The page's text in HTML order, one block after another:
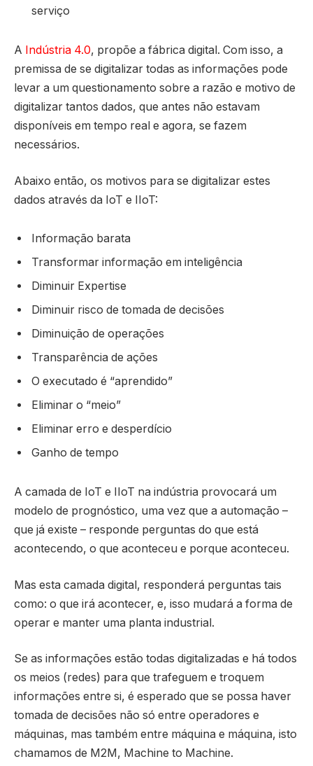
serviço
A Indústria 4.0, propõe a fábrica digital. Com isso, a
premissa de se digitalizar todas as informações pode
levar a um questionamento sobre a razão e motivo de
digitalizar tantos dados, que antes não estavam
disponíveis em tempo real e agora, se fazem
necessários.
Abaixo então, os motivos para se digitalizar estes
dados através da IoT e IIoT:
Informação barata
Transformar informação em inteligência
Diminuir Expertise
Diminuir risco de tomada de decisões
Diminuição de operações
Transparência de ações
O executado é “aprendido”
Eliminar o “meio”
Eliminar erro e desperdício
Ganho de tempo
A camada de IoT e IIoT na indústria provocará um
modelo de prognóstico, uma vez que a automação –
que já existe – responde perguntas do que está
acontecendo, o que aconteceu e porque aconteceu.
Mas esta camada digital, responderá perguntas tais
como: o que irá acontecer, e, isso mudará a forma de
operar e manter uma planta industrial.
Se as informações estão todas digitalizadas e há todos
os meios (redes) para que trafeguem e troquem
informações entre si, é esperado que se possa haver
tomada de decisões não só entre operadores e
máquinas, mas também entre máquina e máquina, isto
chamamos de M2M, Machine to Machine.